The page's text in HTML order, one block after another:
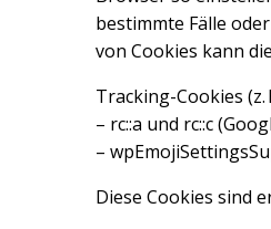
bestimmte Fälle
von Cookies kann
Tracking-Cookies
– rc::a und rc::c
–
Diese Cookies sind